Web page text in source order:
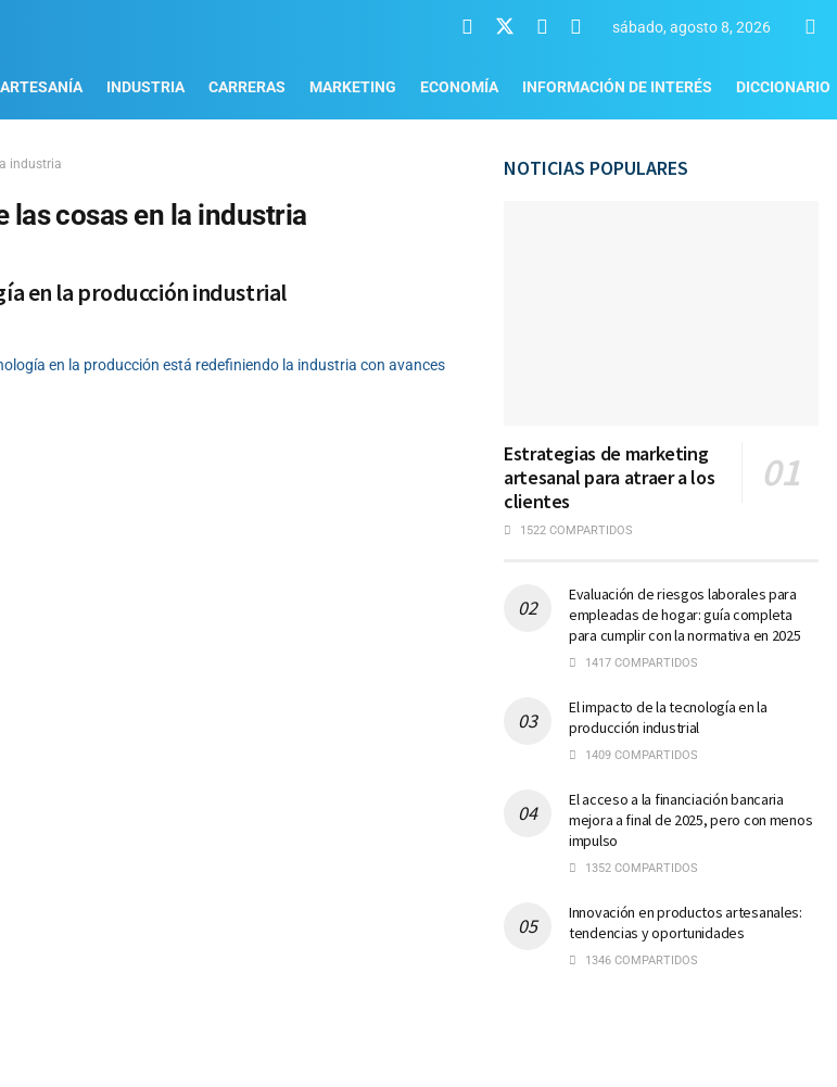
sábado, agosto 8, 2026
ARTESANÍA INDUSTRIA CARRERAS MARKETING ECONOMÍA INFORMACIÓN DE INTERÉS DICCIONARIO
industria
las cosas en la industria
en la producción industrial
en la producción está redefiniendo la industria con avances
NOTICIAS POPULARES
Estrategias de marketing
artesanal para atraer a los
clientes
1522 COMPARTIDOS
Evaluación de riesgos laborales para
empleadas de hogar: guía completa
para cumplir con la normativa en 2025
1417 COMPARTIDOS
El impacto de la tecnología en la
producción industrial
1409 COMPARTIDOS
El acceso a la financiación bancaria
mejora a final de 2025, pero con menos
impulso
1352 COMPARTIDOS
Innovación en productos artesanales:
tendencias y oportunidades
1346 COMPARTIDOS